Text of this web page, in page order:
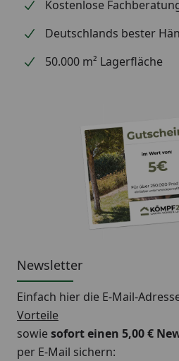
Kostenlose
Deutschlands bester
50.000 m² Lagerfläche
Newsletter
Einfach hier die E-Mail-
Vorteile
sowiesofort einen 5,00 €
per E-Mail sichern: